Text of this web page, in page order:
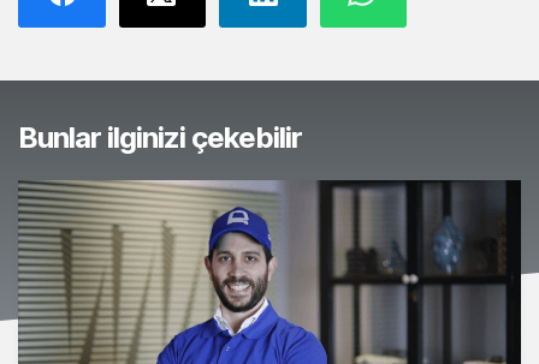
Bunlar ilginizi çekebilir